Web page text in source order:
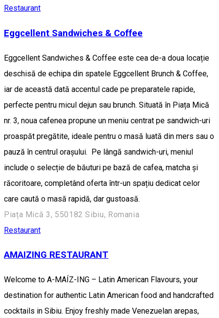
Restaurant
Eggcellent Sandwiches & Coffee
Eggcellent Sandwiches & Coffee este cea de-a doua locație
deschisă de echipa din spatele Eggcellent Brunch & Coffee,
iar de această dată accentul cade pe preparatele rapide,
perfecte pentru micul dejun sau brunch. Situată în Piața Mică
nr. 3, noua cafenea propune un meniu centrat pe sandwich-uri
proaspăt pregătite, ideale pentru o masă luată din mers sau o
pauză în centrul orașului. Pe lângă sandwich-uri, meniul
include o selecție de băuturi pe bază de cafea, matcha și
răcoritoare, completând oferta într-un spațiu dedicat celor
care caută o masă rapidă, dar gustoasă.
Piața Mică 3, 550182 Sibiu, Romania
Restaurant
AMAIZING RESTAURANT
Welcome to A-MAÍZ-ING – Latin American Flavours, your
destination for authentic Latin American food and handcrafted
cocktails in Sibiu. Enjoy freshly made Venezuelan arepas,